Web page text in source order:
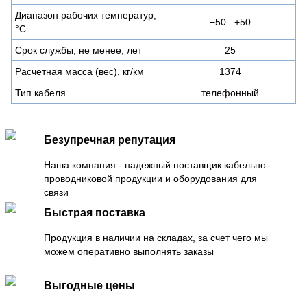
Диапазон рабочих температур,
°C
−50...+50
Срок службы, не менее, лет
25
Расчетная масса (вес), кг/км
1374
Тип кабеля
телефонный
Безупречная репутация
Наша компания - надежный поставщик кабельно-
проводниковой продукции и оборудования для
связи
Быстрая поставка
Продукция в наличии на складах, за счет чего мы
можем оперативно выполнять заказы
Выгодные цены